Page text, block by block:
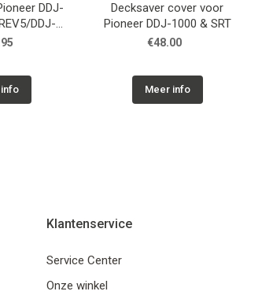
DDJ-
DDJ-
RX2/Denon
Decksaver cover voor
Pioneer DDJ-1000 & SRT
€48.00
Meer info
Klantenservice
Service Center
Onze winkel